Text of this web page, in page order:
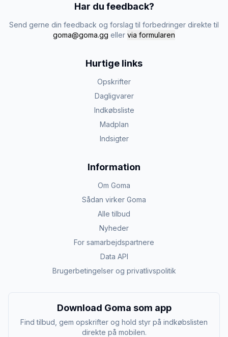
Har du feedback?
Send gerne din feedback og forslag til forbedringer direkte til
goma@goma.gg eller via formularen
Hurtige links
Opskrifter
Dagligvarer
Indkøbsliste
Madplan
Indsigter
Information
Om Goma
Sådan virker Goma
Alle tilbud
Nyheder
For samarbejdspartnere
Data API
Brugerbetingelser og privatlivspolitik
Download Goma som app
Find tilbud, gem opskrifter og hold styr på indkøbslisten
direkte på mobilen.